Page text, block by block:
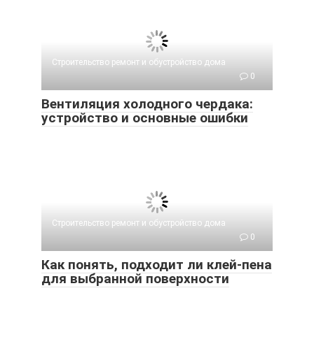
Строительство ремонт и обустройство дома
0
Вентиляция холодного чердака:
устройство и основные ошибки
Строительство ремонт и обустройство дома
0
Как понять, подходит ли клей-пена
для выбранной поверхности